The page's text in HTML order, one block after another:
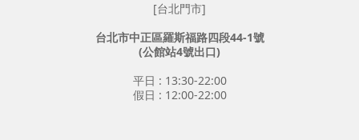
[台北門市]
台北市中正區羅斯福路四段44-1號
(公館站4號出口)
平日 : 13:30-22:00
假日 : 12:00-22:00